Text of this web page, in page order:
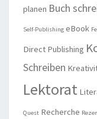
planen Buch
Self-Publishing eBook
Direct Publishing
Schreiben
Lektorat
Quest Recherche